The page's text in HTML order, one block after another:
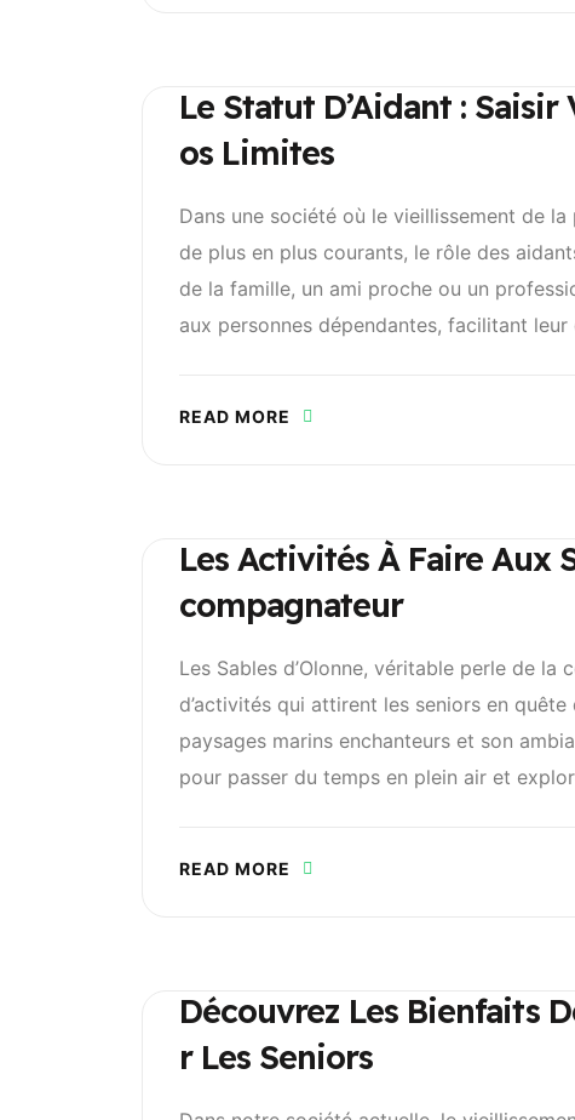
Le Statut D’Aidant :
Os Limites
Dans une société où le vieillissement de
de plus en plus courants, le rôle des
de la famille, un ami proche ou un
aux personnes dépendantes, facilitant leur
READ MORE
Les Activités À Faire Aux
Compagnateur
Les Sables d’Olonne, véritable perle de
d’activités qui attirent les seniors en
paysages marins enchanteurs et son
pour passer du temps en plein air et
READ MORE
Découvrez Les Bienfaits
R Les Seniors